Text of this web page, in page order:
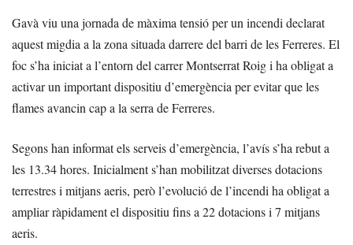
Gavà viu una jornada de màxima tensió per un incendi declarat
aquest migdia a la zona situada darrere del barri de les Ferreres. El
foc s’ha iniciat a l’entorn del carrer Montserrat Roig i ha obligat a
activar un important dispositiu d’emergència per evitar que les
flames avancin cap a la serra de Ferreres.
Segons han informat els serveis d’emergència, l’avís s’ha rebut a
les 13.34 hores. Inicialment s’han mobilitzat diverses dotacions
terrestres i mitjans aeris, però l’evolució de l’incendi ha obligat a
ampliar ràpidament el dispositiu fins a 22 dotacions i 7 mitjans
aeris.